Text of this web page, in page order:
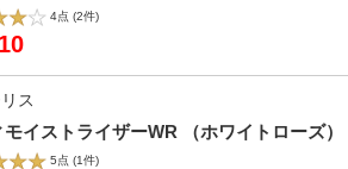
4点 (2件)
ス
イストライザーWR （ホワイトローズ）
5点 (1件)